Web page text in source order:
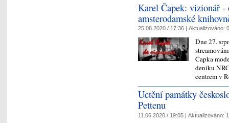
Karel Čapek: vizionář
amsterodamské
25.08.2020 / 17:36 | Aktualizováno:
Dne 27.
Čapka
deníku
centrem v
Uctění památky
Pettenu
11.06.2020 / 19:05 | Aktualizováno: